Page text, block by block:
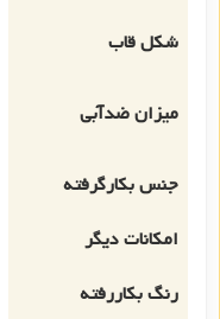
شکل قاب
میزان ضدآبی
جنس بکارگرفته
امکانات دیگر
رنگ بکاررفته